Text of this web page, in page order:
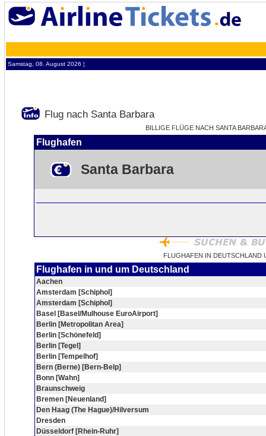
Samstag, 08. August 2026 ¦
Flug nach Santa Barbara
BILLIGE FLÜGE NACH SANTA
Flughafen
Santa Barbara
FLUGHAFEN IN DEUTSCHLAND
Flughafen in und um Deutschland
Aachen
Amsterdam [Schiphol]
Amsterdam [Schiphol]
Basel [Basel/Mulhouse EuroAirport]
Berlin [Metropolitan Area]
Berlin [Schönefeld]
Berlin [Tegel]
Berlin [Tempelhof]
Bern (Berne) [Bern-Belp]
Bonn [Wahn]
Braunschweig
Bremen [Neuenland]
Den Haag (The Hague)/Hilversum
Dresden
Düsseldorf [Rhein-Ruhr]